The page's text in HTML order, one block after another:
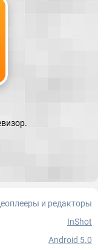
и редакторы
InShot
Android 5.0